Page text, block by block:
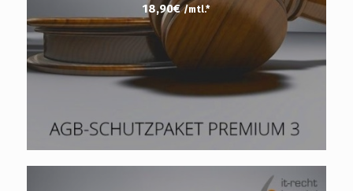
18,90€ /mtl.*